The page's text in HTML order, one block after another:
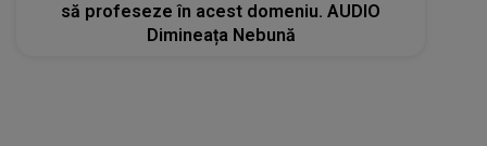
să profeseze în acest domeniu. AUDIO
Dimineața Nebună